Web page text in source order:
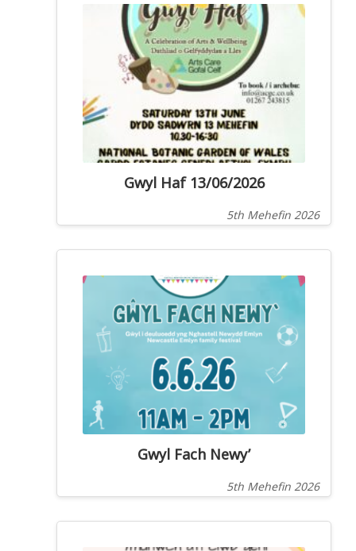
Gwyl Haf 13/06/2026
5th Mehefin 2026
Gwyl Fach Newy’
5th Mehefin 2026